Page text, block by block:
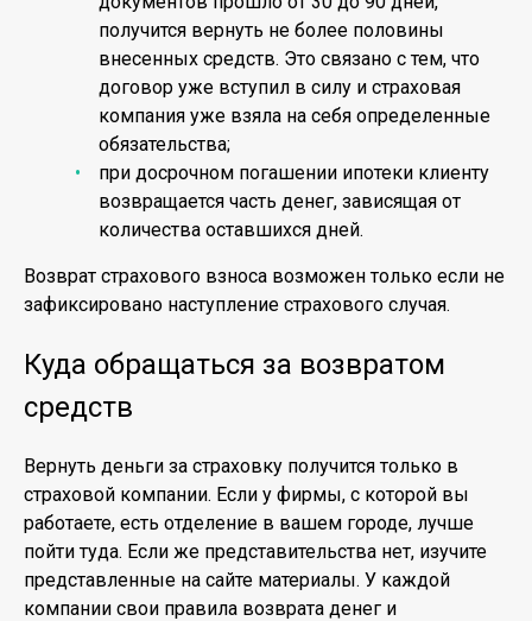
получится вернуть не более половины
внесенных средств. Это связано с тем, что
договор уже вступил в силу и страховая
компания уже взяла на себя определенные
обязательства;
при досрочном погашении ипотеки клиенту
возвращается часть денег, зависящая от
количества оставшихся дней.
Возврат страхового взноса возможен только если не
зафиксировано наступление страхового случая.
Куда обращаться за возвратом
средств
Вернуть деньги за страховку получится только в
страховой компании. Если у фирмы, с которой вы
работаете, есть отделение в вашем городе, лучше
пойти туда. Если же представительства нет, изучите
представленные на сайте материалы. У каждой
компании свои правила возврата денег и